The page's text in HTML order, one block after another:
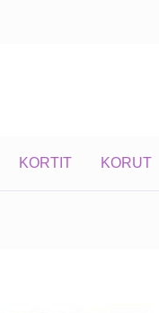
KORTIT KORUT